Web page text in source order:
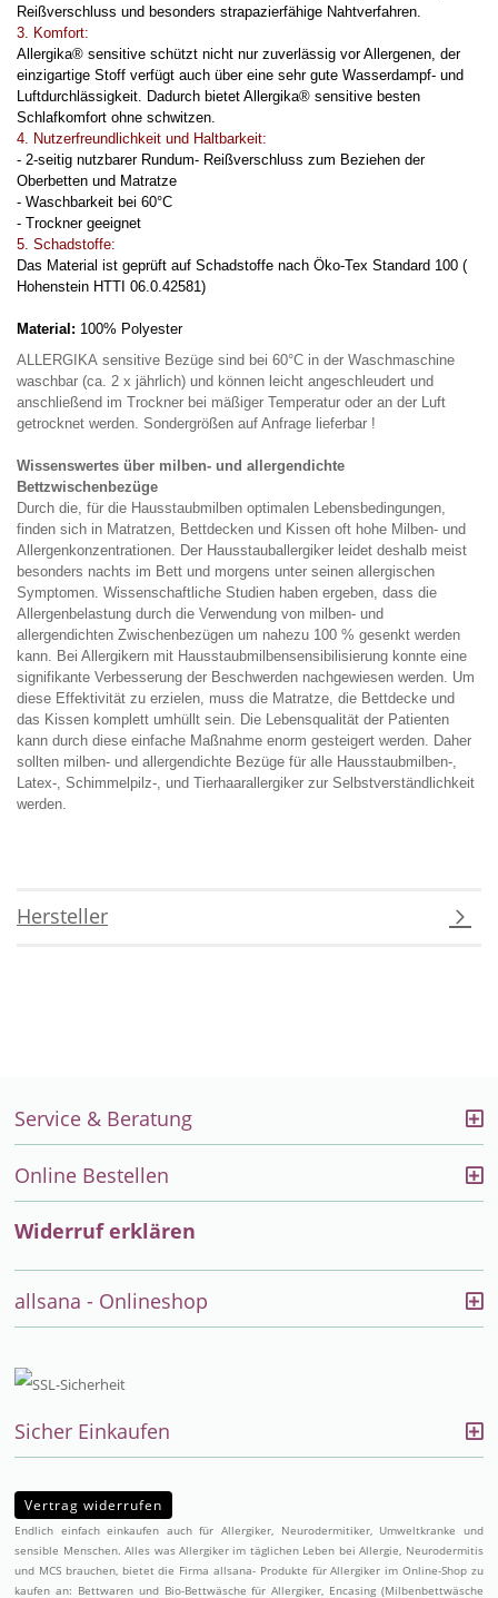
Reißverschluss und besonders strapazierfähige Nahtverfahren.
3. Komfort:
Allergika® sensitive schützt nicht nur zuverlässig vor Allergenen, der
einzigartige Stoff verfügt auch über eine sehr gute Wasserdampf- und
Luftdurchlässigkeit. Dadurch bietet Allergika® sensitive besten
Schlafkomfort ohne schwitzen.
4. Nutzerfreundlichkeit und Haltbarkeit:
- 2-seitig nutzbarer Rundum- Reißverschluss zum Beziehen der
Oberbetten und Matratze
- Waschbarkeit bei 60°C
- Trockner geeignet
5. Schadstoffe:
Das Material ist geprüft auf Schadstoffe nach Öko-Tex Standard 100 (
Hohenstein HTTI 06.0.42581)
Material: 100% Polyester
ALLERGIKA sensitive Bezüge sind bei 60°C in der Waschmaschine
waschbar (ca. 2 x jährlich) und können leicht angeschleudert und
anschließend im Trockner bei mäßiger Temperatur oder an der Luft
getrocknet werden. Sondergrößen auf Anfrage lieferbar !
Wissenswertes über milben- und allergendichte
Bettzwischenbezüge
Durch die, für die Hausstaubmilben optimalen Lebensbedingungen,
finden sich in Matratzen, Bettdecken und Kissen oft hohe Milben- und
Allergenkonzentrationen. Der Hausstauballergiker leidet deshalb meist
besonders nachts im Bett und morgens unter seinen allergischen
Symptomen. Wissenschaftliche Studien haben ergeben, dass die
Allergenbelastung durch die Verwendung von milben- und
allergendichten Zwischenbezügen um nahezu 100 % gesenkt werden
kann. Bei Allergikern mit Hausstaubmilbensensibilisierung konnte eine
signifikante Verbesserung der Beschwerden nachgewiesen werden. Um
diese Effektivität zu erzielen, muss die Matratze, die Bettdecke und
das Kissen komplett umhüllt sein. Die Lebensqualität der Patienten
kann durch diese einfache Maßnahme enorm gesteigert werden. Daher
sollten milben- und allergendichte Bezüge für alle Hausstaubmilben-,
Latex-, Schimmelpilz-, und Tierhaarallergiker zur Selbstverständlichkeit
werden.
Hersteller
Service & Beratung
Online Bestellen
Widerruf erklären
allsana - Onlineshop
Sicher Einkaufen
Vertrag widerrufen
Endlich einfach einkaufen auch für Allergiker, Neurodermitiker, Umweltkranke und
sensible Menschen. Alles was Allergiker im täglichen Leben bei Allergie, Neurodermitis
und MCS brauchen, bietet die Firma allsana- Produkte für Allergiker im Online-Shop zu
kaufen an: Bettwarenund Bio-Bettwäsche für Allergiker, Encasing (Milbenbettwäsche